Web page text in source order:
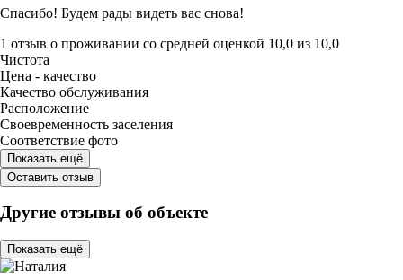
Спасибо! Будем рады видеть вас снова!
1 отзыв о проживании со средней оценкой 10,0 из 10,0
Чистота
Цена - качество
Качество обслуживания
Расположение
Своевременность заселения
Соответствие фото
Показать ещё
Оставить отзыв
Другие отзывы об объекте
Показать ещё